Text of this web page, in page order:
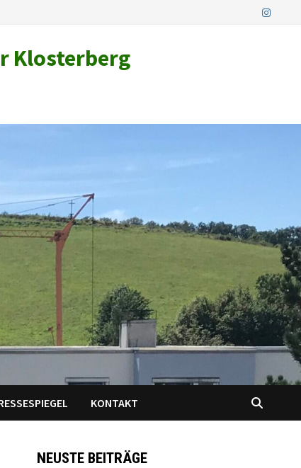
Klosterberg
KONTAKT
NEUSTE BEITRÄGE